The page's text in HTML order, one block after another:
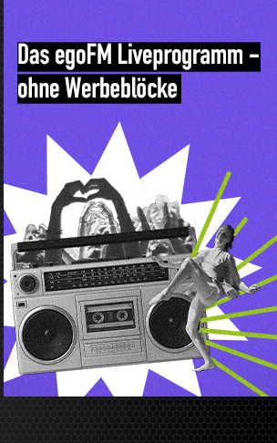
egoFM Trailer: Das
Drama - Noch mal
Anfang
20.07.2026
Erfahre alles über den
packenden Film 'Das
gewinne DVD oder Blu-Ray.